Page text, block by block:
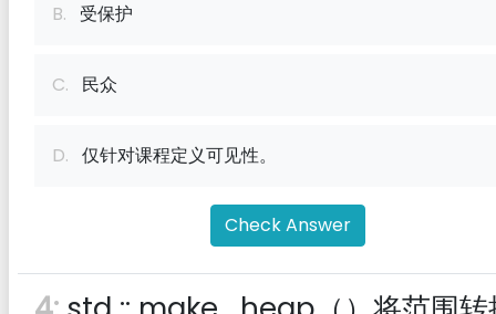
B. 受保护
C. 民众
D. 仅针对课程定义可见性。
Check Answer